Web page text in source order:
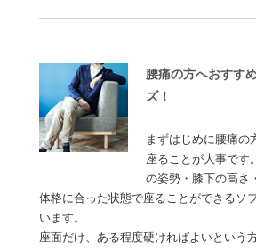
腰痛の方へおすす
ズ！
まずはじめに腰痛の
座ることが大事です
の姿勢・膝下の高さ
体格に合った状態で座ることができるソ
います。
座面だけ、ある程度硬ければよいという